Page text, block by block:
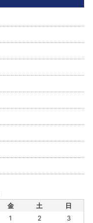
金 土
日
1
2 3